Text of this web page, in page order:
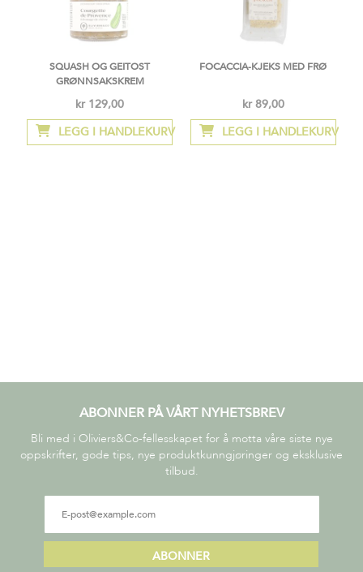
SQUASH OG GEITOST
GRØNNSAKSKREM
kr 129,00
LEGG I HANDLEKURV
FOCACCIA-KJEKS MED FRØ
kr 89,00
LEGG I HANDLEKURV
ABONNER PÅ VÅRT NYHETSBREV
Bli med i Oliviers&Co-fellesskapet for å motta våre siste nye
oppskrifter, gode tips, nye produktkunngjøringer og eksklusive
tilbud.
ABONNER